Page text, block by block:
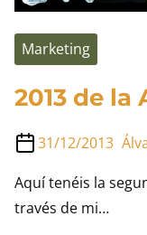
Marketing
2013 de la
31/12/2013
Aquí tenéis la
través de mi…